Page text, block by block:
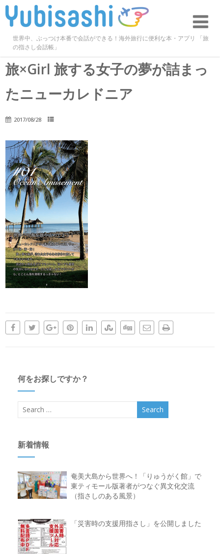
世界中、ぶっつけ本番で会話ができる！海外旅行に便利な本・アプリ 「旅
の指さし会話帳」
旅×Girl 旅する女子の夢が詰まっ
たニューカレドニア
2017/08/28
何をお探しですか？
新着情報
奄美大島から世界へ！「りゅうがく館」で
東ティモール版著者がつなぐ異文化交流
（指さしのある風景）
「災害時の支援用指さし」を公開しました